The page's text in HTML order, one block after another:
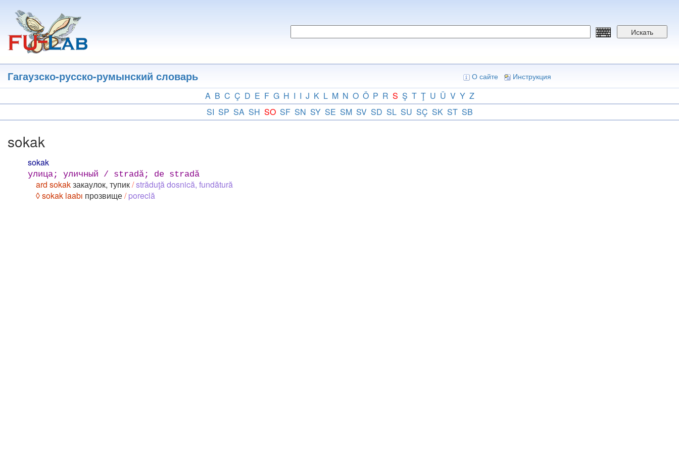
основному
содержанию
Искать
Гагаузско-русско-румынский словарь О сайте Инструкция
A B C Ç D E F G H I I J K L M N O Ö P R S Ş T Ţ U Ü V Y Z
SI SP SA SH SO SF SN SY SE SM SV SD SL SU SÇ SK ST SB
sokak
sokak
улица; уличный / stradă; de stradă
ard sokakзакаулок, тупик/străduţă dosnică, fundătură
◊ sokak laabı прозвище/ poreclă